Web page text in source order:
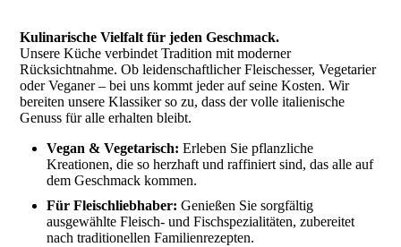
Kulinarische Vielfalt für jeden Geschmack.
Unsere Küche verbindet Tradition mit moderner
Rücksichtnahme. Ob leidenschaftlicher Fleischesser, Vegetarier
oder Veganer – bei uns kommt jeder auf seine Kosten. Wir
bereiten unsere Klassiker so zu, dass der volle italienische
Genuss für alle erhalten bleibt.
Vegan & Vegetarisch: Erleben Sie pflanzliche
Kreationen, die so herzhaft und raffiniert sind, das alle auf
dem Geschmack kommen.
Für Fleischliebhaber: Genießen Sie sorgfältig
ausgewählte Fleisch- und Fischspezialitäten, zubereitet
nach traditionellen Familienrezepten.